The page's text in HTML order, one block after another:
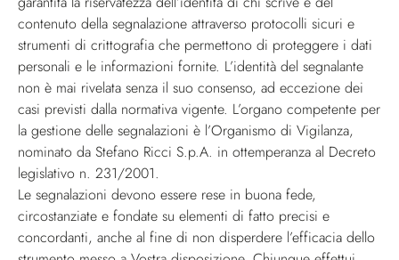
contenuto della segnalazione attraverso protocolli sicuri e
strumenti di crittografia che permettono di proteggere i dati
personali e le informazioni fornite. L’identità del segnalante
non è mai rivelata senza il suo consenso, ad eccezione dei
casi previsti dalla normativa vigente. L’organo competente per
la gestione delle segnalazioni è l’Organismo di Vigilanza,
nominato da Stefano Ricci S.p.A. in ottemperanza al Decreto
legislativo n. 231/2001.
Le segnalazioni devono essere rese in buona fede,
circostanziate e fondate su elementi di fatto precisi e
concordanti, anche al fine di non disperdere l’efficacia dello